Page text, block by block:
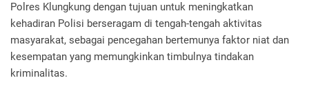
Polres Klungkung dengan tujuan untuk meningkatkan
kehadiran Polisi berseragam di tengah-tengah aktivitas
masyarakat, sebagai pencegahan bertemunya faktor niat dan
kesempatan yang memungkinkan timbulnya tindakan
kriminalitas.